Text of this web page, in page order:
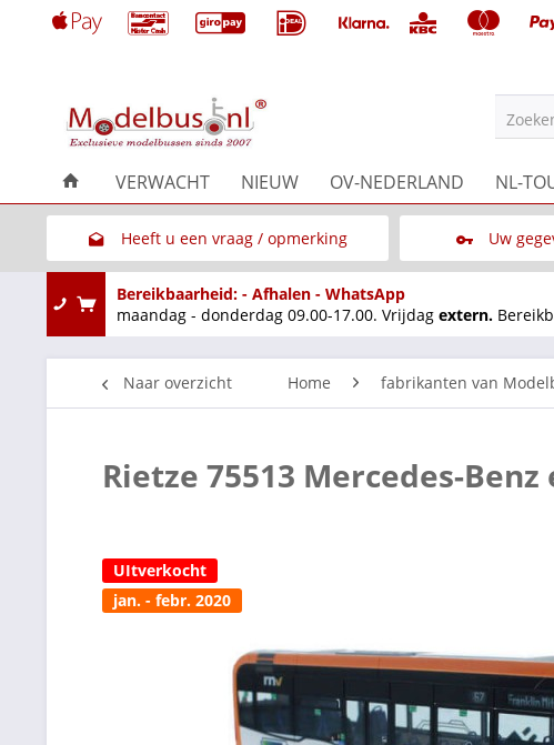
VERWACHT NIEUW OV-NEDERLAND NL-
Heeft u een vraag / opmerking
Link naar het contactformulier
Uw
Bereikbaarheid: - Afhalen - WhatsApp
maandag - donderdag 09.00-17.00. Vrijdag extern.
Naar overzicht Home fabrikanten van
Rietze 75513 Mercedes-
UItverkocht
jan. - febr. 2020